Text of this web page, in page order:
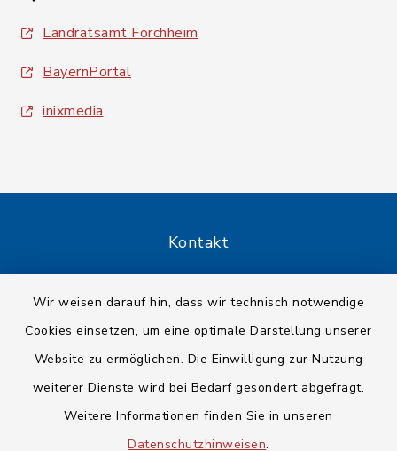
Wir weisen darauf hin, dass wir technisch notwendige
Cookies einsetzen, um eine optimale Darstellung unserer
Website zu ermöglichen. Die Einwilligung zur Nutzung
weiterer Dienste wird bei Bedarf gesondert abgefragt.
Weitere Informationen finden Sie in unseren
Datenschutzhinweisen.
Landratsamt Forchheim
BayernPortal
inixmedia
Kontakt
Datenschutz
Impressum
Sitemap